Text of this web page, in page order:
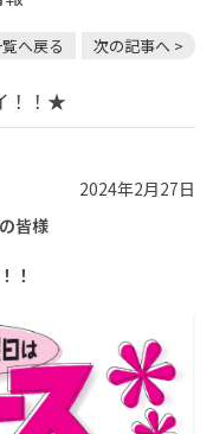
へ戻る 次の記事へ >
！！★
2024年2月27日
皆様
！